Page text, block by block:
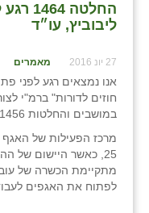
ליבוביץ, עו״ד
27 יונ 2016 מאמרים
אנו נמצאים רגע לפני
במושבים והחלטות 1456 ו- 1447 בקיבוצים.
מרכז הפעילות של
25, כאשר היישום
מתקיימת הכשרה של
לפתוח את האגפים